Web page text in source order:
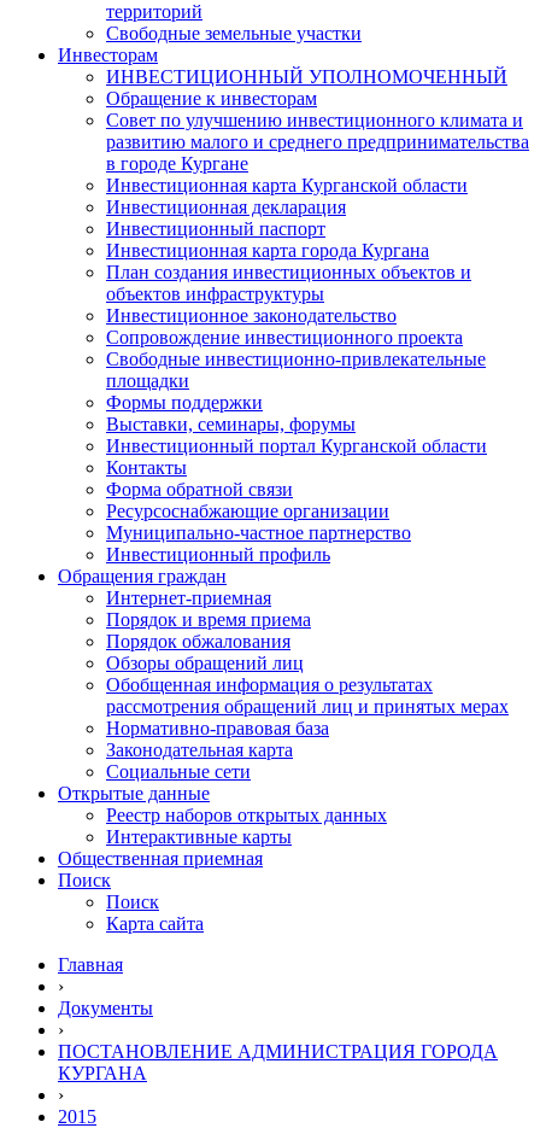
территорий
Свободные земельные участки
Инвесторам
ИНВЕСТИЦИОННЫЙ УПОЛНОМОЧЕННЫЙ
Обращение к инвесторам
Совет по улучшению инвестиционного климата и
развитию малого и среднего предпринимательства
в городе Кургане
Инвестиционная карта Курганской области
Инвестиционная декларация
Инвестиционный паспорт
Инвестиционная карта города Кургана
План создания инвестиционных объектов и
объектов инфраструктуры
Инвестиционное законодательство
Сопровождение инвестиционного проекта
Свободные инвестиционно-привлекательные
площадки
Формы поддержки
Выставки, семинары, форумы
Инвестиционный портал Курганской области
Контакты
Форма обратной связи
Ресурсоснабжающие организации
Муниципально-частное партнерство
Инвестиционный профиль
Обращения граждан
Интернет-приемная
Порядок и время приема
Порядок обжалования
Обзоры обращений лиц
Обобщенная информация о результатах
рассмотрения обращений лиц и принятых мерах
Нормативно-правовая база
Законодательная карта
Социальные сети
Открытые данные
Реестр наборов открытых данных
Интерактивные карты
Общественная приемная
Поиск
Поиск
Карта сайта
Главная
›
Документы
›
ПОСТАНОВЛЕНИЕ АДМИНИСТРАЦИЯ ГОРОДА
КУРГАНА
›
2015